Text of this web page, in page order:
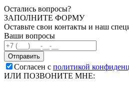
Остались вопросы?
ЗАПОЛНИТЕ ФОРМУ
Оставьте свои контакты и наш
Ваши вопросы
Согласен с политикой
ИЛИ ПОЗВОНИТЕ МНЕ: